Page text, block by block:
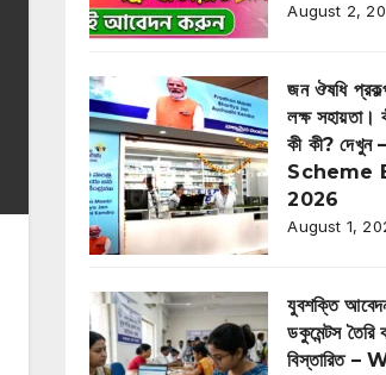
August 2,
জন ঔষধি
লক্ষ সহায়তা।
কী কী?
Scheme
2026
August 1,
যুবশক্তি
ডকুমেন্টস
বিস্তারিত